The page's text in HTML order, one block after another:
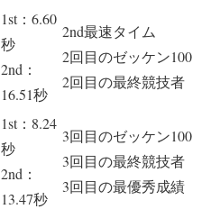
1st：6.60
秒
2nd：
16.51秒
2nd最速タイム
2回目のゼッケン100
2回目の最終競技者
1st：8.24
秒
2nd：
13.47秒
3回目のゼッケン100
3回目の最終競技者
3回目の最優秀成績